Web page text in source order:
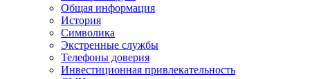
Общая информация
История
Символика
Экстренные службы
Телефоны доверия
Инвестиционная привлекательность